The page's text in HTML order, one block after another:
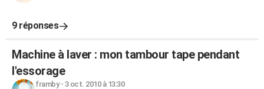
9 réponses
Machine à laver : mon tambour tape pendant
l'essorage
framby- 3 oct. 2010 à 13:30